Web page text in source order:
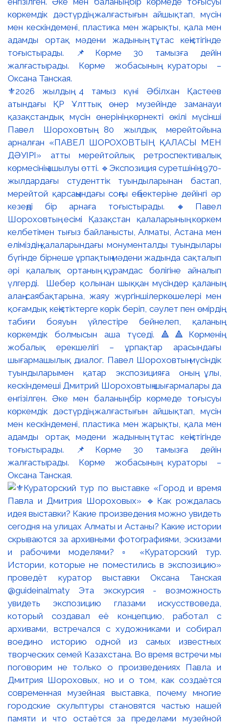
⚜️2026 жылдың 4 тамыз күні Әбілхан Қастеев
атындағы ҚР Ұлттық өнер музейінде заманауи
қазақстандық мүсін өнерінің көрнекті өкілі мүсінші
Павел Шороховтың 80 жылдық мерейтойына
арналған «ПАВЕЛ ШОРОХОВТЫҢ ҚАЛАСЫ МЕН
ДӘУІРІ» атты мерейтойлық ретроспективалық
көрмесінің ашылуы өтті. 🔹Экспозиция суретшінің 1970-
жылдардағы студенттік туындыларынан бастап,
мерейтой қарсаңындағы соңғы еңбектеріне дейінгі әр
кезеңді бір арнаға тоғыстырады. 🔸Павел
Шороховтың есімі Қазақстан қалаларының көркем
келбетімен тығыз байланысты, Алматы, Астана мен
еліміздің қалаларындағы монументалды туындылары
бүгінде бірнеше ұрпақтың мәдени жадында сақталып
әрі қалалық ортаның құрамдас бөлігіне айналып
үлгерді. Шебер қолынан шыққан мүсіндер қаланың
алаң-саябақтарына, жаяу жүргіншілеркөшелері мен
қоғамдық кеңістіктерге көрік беріп, сәулет пен өмірдің
табиғи бояуын үйлестіре бейнелеп, қаланың
көркемдік болмысын аша түседі. 🔺🔺Көрменің
жобалық ерекшелігі – ұрпақтар арасындағы
шығармашылық диалог. Павел Шороховтың мүсіндік
туындыларымен қатар экспозицияға оның ұлы,
кескіндемеші Дмитрий Шороховтың шығармалары да
енгізілген. Әке мен баланың бір көрмеде тоғысуы
көркемдік дәстүрдің жалғастығын айшықтап, мүсін
мен кескіндемені, пластика мен жарықты, қала мен
адамды ортақ мәдени жадының тұтас кеңістігінде
тоғыстырады. 📌Көрме 30 тамызға дейін
жалғастырады. Көрме жобасының кураторы –
Оксана Танская.